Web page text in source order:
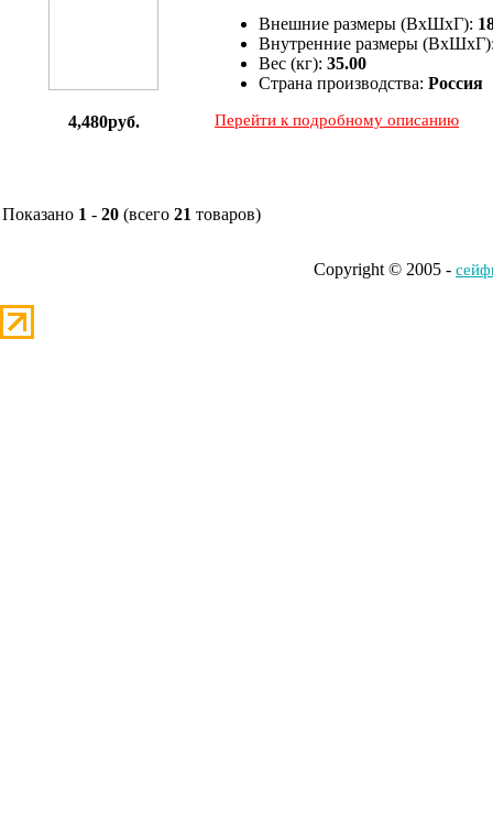
4,480руб.
Внешние размеры (ВхШхГ):
Внутренние размеры
Вес (кг): 35.00
Страна производства: Россия
Перейти к подробному описанию
Показано 1 - 20 (всего 21 товаров)
Copyright © 2005 -